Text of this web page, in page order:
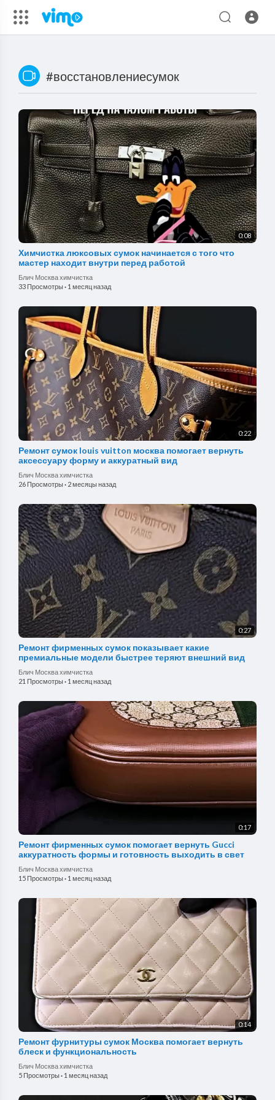
#восстановлениесумок
0:08
Химчистка люксовых сумок начинается с того что
мастер находит внутри перед работой
Блич Москва химчистка
33 Просмотры· 1 месяц назад
0:22
Ремонт сумок louis vuitton москва помогает вернуть
аксессуару форму и аккуратный вид
Блич Москва химчистка
26 Просмотры· 2 месяцы назад
0:27
Ремонт фирменных сумок показывает какие
премиальные модели быстрее теряют внешний вид
Блич Москва химчистка
21 Просмотры· 1 месяц назад
0:17
Ремонт фирменных сумок помогает вернуть Gucci
аккуратность формы и готовность выходить в свет
Блич Москва химчистка
15 Просмотры· 1 месяц назад
0:14
Ремонт фурнитуры сумок Москва помогает вернуть
блеск и функциональность
Блич Москва химчистка
5 Просмотры· 1 месяц назад